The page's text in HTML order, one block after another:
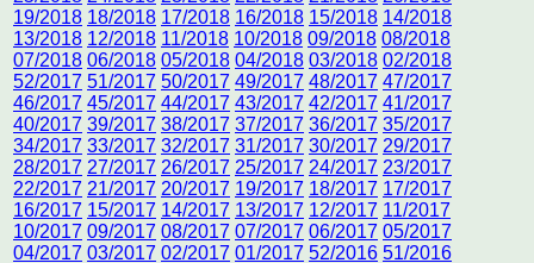
19/2018 18/2018 17/2018 16/2018 15/2018 14/2018
13/2018 12/2018 11/2018 10/2018 09/2018 08/2018
07/2018 06/2018 05/2018 04/2018 03/2018 02/2018
52/2017 51/2017 50/2017 49/2017 48/2017 47/2017
46/2017 45/2017 44/2017 43/2017 42/2017 41/2017
40/2017 39/2017 38/2017 37/2017 36/2017 35/2017
34/2017 33/2017 32/2017 31/2017 30/2017 29/2017
28/2017 27/2017 26/2017 25/2017 24/2017 23/2017
22/2017 21/2017 20/2017 19/2017 18/2017 17/2017
16/2017 15/2017 14/2017 13/2017 12/2017 11/2017
10/2017 09/2017 08/2017 07/2017 06/2017 05/2017
04/2017 03/2017 02/2017 01/2017 52/2016 51/2016